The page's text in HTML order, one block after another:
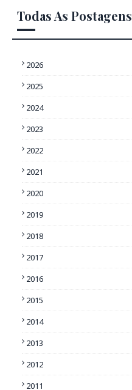
Todas As Postagens
2026
2025
2024
2023
2022
2021
2020
2019
2018
2017
2016
2015
2014
2013
2012
2011